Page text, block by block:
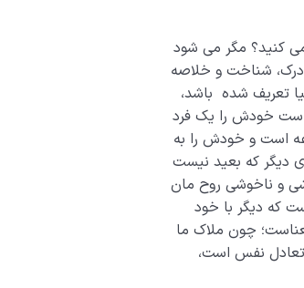
کنید؟ مگر می شود
شناخت و خلاصه
تعریف شده باشد،
است خودش را یک فرد
است و خودش را به
دیگر که بعید نیست
و ناخوشی روح مان
که دیگر با خود
چون ملاک ما
نفس است،